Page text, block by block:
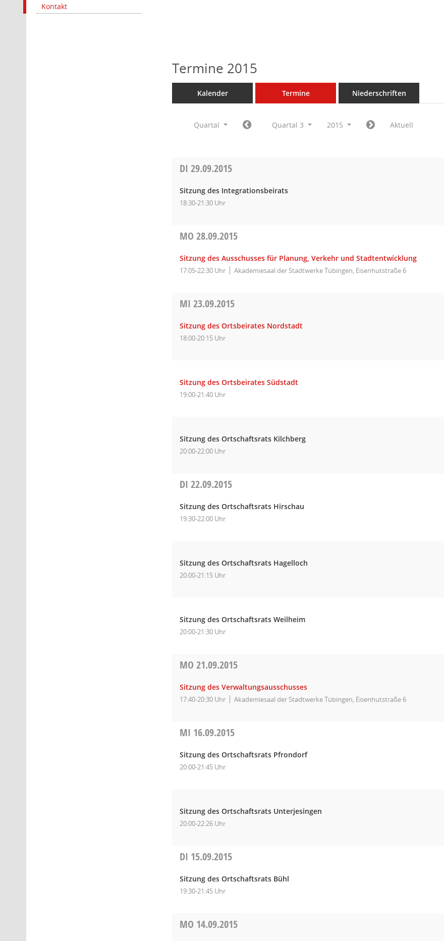
Kontakt
Termine 2015
Kalender Termine Niederschriften
Quartal Quartal 3 2015 Aktuell
DI29.09.2015
Sitzung des Integrationsbeirats
18:30-21:30 Uhr
MO28.09.2015
Sitzung des Ausschusses für Planung, Verkehr und Stadtentwicklung
17:05-22:30 Uhr Akademiesaal der Stadtwerke Tübingen, Eisenhutstraße 6
MI23.09.2015
Sitzung des Ortsbeirates Nordstadt
18:00-20:15 Uhr
Sitzung des Ortsbeirates Südstadt
19:00-21:40 Uhr
Sitzung des Ortschaftsrats Kilchberg
20:00-22:00 Uhr
DI22.09.2015
Sitzung des Ortschaftsrats Hirschau
19:30-22:00 Uhr
Sitzung des Ortschaftsrats Hagelloch
20:00-21:15 Uhr
Sitzung des Ortschaftsrats Weilheim
20:00-21:30 Uhr
MO21.09.2015
Sitzung des Verwaltungsausschusses
17:40-20:30 Uhr Akademiesaal der Stadtwerke Tübingen, Eisenhutstraße 6
MI 16.09.2015
Sitzung des Ortschaftsrats Pfrondorf
20:00-21:45 Uhr
Sitzung des Ortschaftsrats Unterjesingen
20:00-22:26 Uhr
DI 15.09.2015
Sitzung des Ortschaftsrats Bühl
19:30-21:45 Uhr
MO 14.09.2015